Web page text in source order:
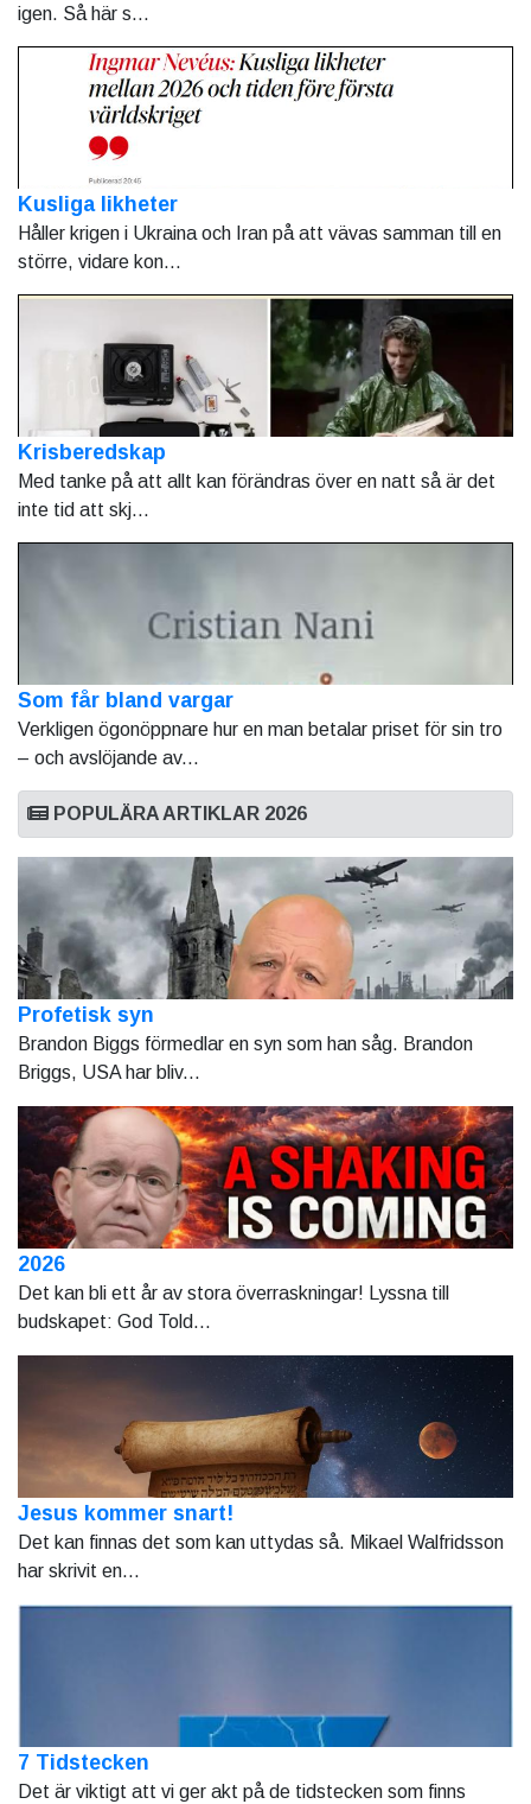
igen. Så här s...
Kusliga likheter
Håller krigen i Ukraina och Iran på att vävas samman till en
större, vidare kon...
Krisberedskap
Med tanke på att allt kan förändras över en natt så är det
inte tid att skj...
Som får bland vargar
Verkligen ögonöppnare hur en man betalar priset för sin tro
– och avslöjande av...
POPULÄRA ARTIKLAR 2026
Profetisk syn
Brandon Biggs förmedlar en syn som han såg. Brandon
Briggs, USA har bliv...
2026
Det kan bli ett år av stora överraskningar! Lyssna till
budskapet: God Told...
Jesus kommer snart!
Det kan finnas det som kan uttydas så. Mikael Walfridsson
har skrivit en...
7 Tidstecken
Det är viktigt att vi ger akt på de tidstecken som finns